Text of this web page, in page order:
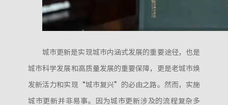
城市更新是实现城市内涵式发展的重要途径，也是
城市科学发展和高质量发展的重要保障，更是老城市焕
发新活力和实现“城市复兴”的必由之路。然而，实施
城市更新并非易事。因为城市更新涉及的流程复杂多